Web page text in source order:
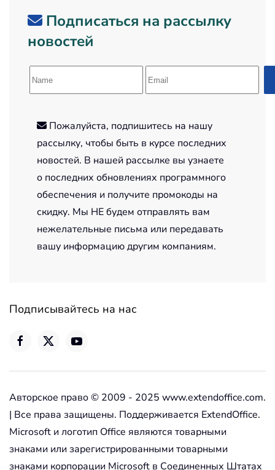
Подписаться на рассылку
новостей
Пожалуйста, подпишитесь на нашу
рассылку, чтобы быть в курсе последних
новостей. В нашей рассылке вы узнаете
о последних обновлениях программного
обеспечения и получите промокоды на
скидку. Мы НЕ будем отправлять вам
нежелательные письма или передавать
вашу информацию другим компаниям.
Подписывайтесь на нас
Авторское право © 2009 - 2025 www.extendoffice.com.
| Все права защищены. Поддерживается ExtendOffice.
Microsoft и логотип Office являются товарными
знаками или зарегистрированными товарными
знаками корпорации Microsoft в Соединенных Штатах